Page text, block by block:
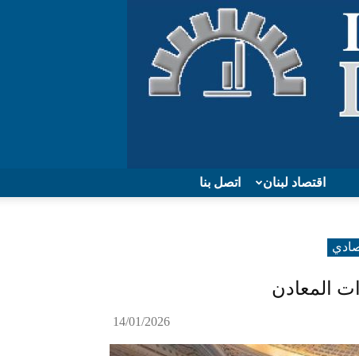
اتصل بنا اقتصاد لبنان
المعادن
14/01/2026